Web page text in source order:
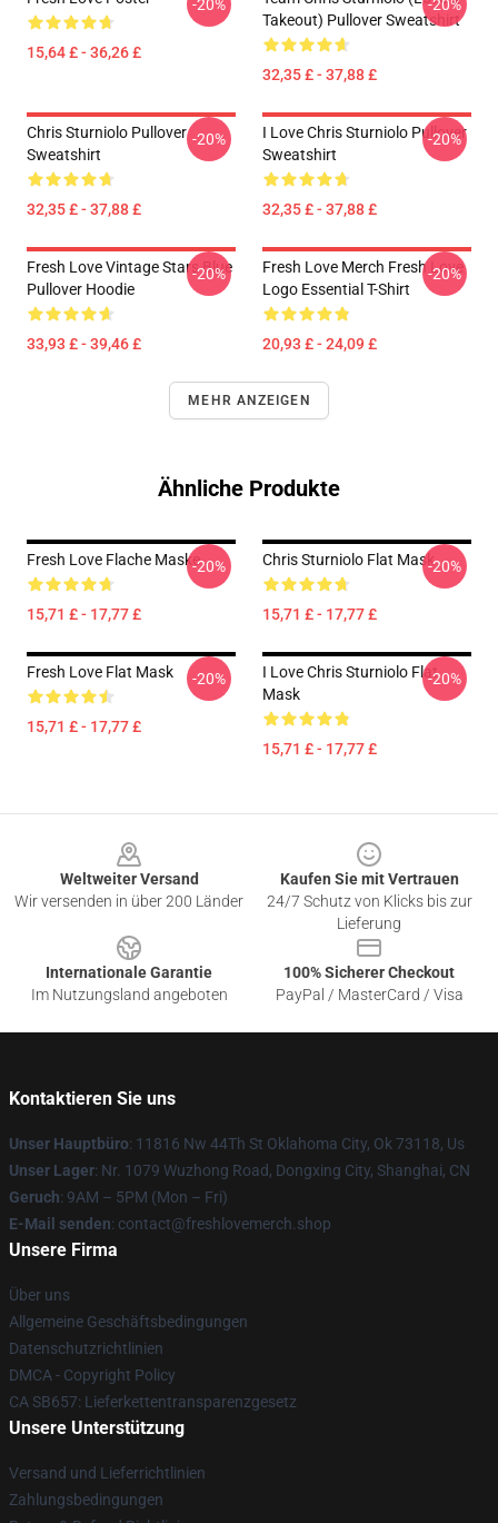
15,64 £ - 36,26 £
-20%
Takeout) Pullover Sweatshirt
32,35 £ - 37,88 £
-20%
Chris Sturniolo Pullover
Sweatshirt
32,35 £ - 37,88 £
-20%
I Love Chris Sturniolo Pullover
Sweatshirt
32,35 £ - 37,88 £
-20%
Fresh Love Vintage Stars Blue
Pullover Hoodie
33,93 £ - 39,46 £
-20%
Fresh Love Merch Fresh Love
Logo Essential T-Shirt
20,93 £ - 24,09 £
-20%
MEHR ANZEIGEN
Ähnliche Produkte
Fresh Love Flache Maske
15,71 £ - 17,77 £
-20% Chris Sturniolo Flat Mask
15,71 £ - 17,77 £
-20%
Fresh Love Flat Mask
15,71 £ - 17,77 £
-20%
I Love Chris Sturniolo Flat
Mask
15,71 £ - 17,77 £
-20%
Weltweiter Versand
Wir versenden in über 200 Länder
Kaufen Sie mit Vertrauen
24/7 Schutz von Klicks bis zur
Lieferung
Internationale Garantie
Im Nutzungsland angeboten
100% Sicherer Checkout
PayPal / MasterCard / Visa
Kontaktieren Sie uns
Unser Hauptbüro: 11816 Nw 44Th St Oklahoma City, Ok 73118, Us
Unser Lager: Nr. 1079 Wuzhong Road, Dongxing City, Shanghai, CN
Geruch: 9AM – 5PM (Mon – Fri)
E-Mail senden: contact@freshlovemerch.shop
Unsere Firma
Über uns
Allgemeine Geschäftsbedingungen
Datenschutzrichtlinien
DMCA - Copyright Policy
CA SB657: Lieferkettentransparenzgesetz
Unsere Unterstützung
Versand und Lieferrichtlinien
Zahlungsbedingungen